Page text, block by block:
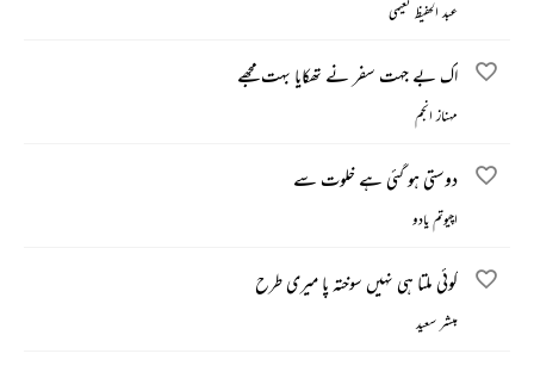
عبد الحفیظ نعیمی
اک بے جہت سفر نے تھکایا بہت مجھے
مہناز انجم
دوستی ہو گئی ہے خلوت سے
اچیوتم یادو
کوئی ملتا ہی نہیں سوختہ پا میری طرح
مبشر سعید